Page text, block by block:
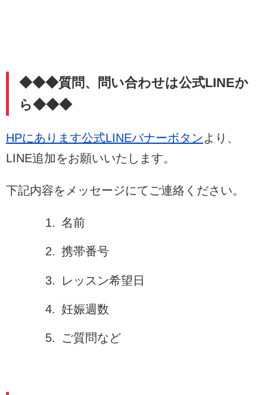
◆◆◆質問、問い合わせは公式LINEか
ら◆◆◆
HPにあります公式LINEバナーボタンより、
LINE追加をお願いいたします。
下記内容をメッセージにてご連絡ください。
名前
携帯番号
レッスン希望日
妊娠週数
ご質問など